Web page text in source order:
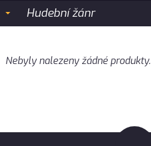
Hudební žánr
Nebyly nalezeny žádné produkty.